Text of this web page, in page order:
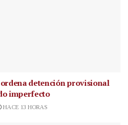
detención provisional
imperfecto
HACE 13 HORAS